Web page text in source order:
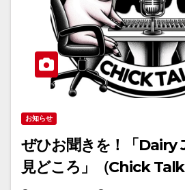
お知らせ
ぜひお聞きを！「Dairy
見どころ」（Chick Talk